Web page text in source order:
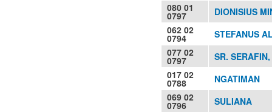
080 01
0797
DIONISIUS
062 02
0794
STEFANUS
077 02
0797
SR.
017 02
0788
NGATIMAN
069 02
0796
SULIANA